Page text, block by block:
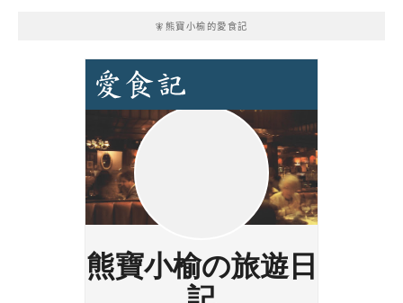
🧚熊寶小榆的愛食記